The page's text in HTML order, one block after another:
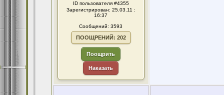
ID пользователя #4355
Зарегистрирован: 25.03.11 :
16:37
Сообщений: 3593
ПООЩРЕНИЙ: 202
Поощрить
Наказать